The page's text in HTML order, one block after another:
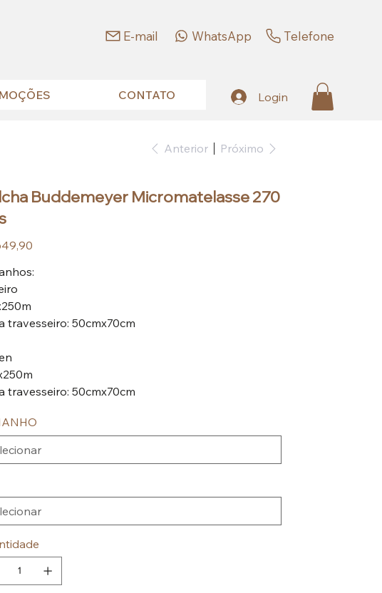
E-mail WhatsApp Telefone
CONTATO Login
Anterior Próximo
Buddemeyer Micromatelasse 270
travesseiro: 50cmx70cm
travesseiro: 50cmx70cm